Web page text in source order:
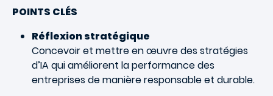
POINTS CLÉS
Réflexion stratégique
Concevoir et mettre en œuvre des stratégies
d’IA qui améliorent la performance des
entreprises de manière responsable et durable.